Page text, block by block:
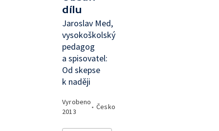
dílu
Jaroslav Med,
vysokoškolský
pedagog
a spisovatel:
Od skepse
k naději
Vyrobeno
2013
• Česko